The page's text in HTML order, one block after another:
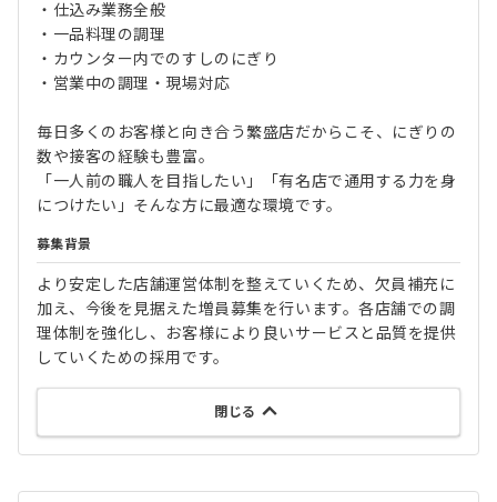
・仕込み業務全般
・一品料理の調理
・カウンター内でのすしのにぎり
・営業中の調理・現場対応
毎日多くのお客様と向き合う繁盛店だからこそ、にぎりの
数や接客の経験も豊富。
「一人前の職人を目指したい」「有名店で通用する力を身
につけたい」そんな方に最適な環境です。
募集背景
より安定した店舗運営体制を整えていくため、欠員補充に
加え、今後を見据えた増員募集を行います。各店舗での調
理体制を強化し、お客様により良いサービスと品質を提供
していくための採用です。
閉じる